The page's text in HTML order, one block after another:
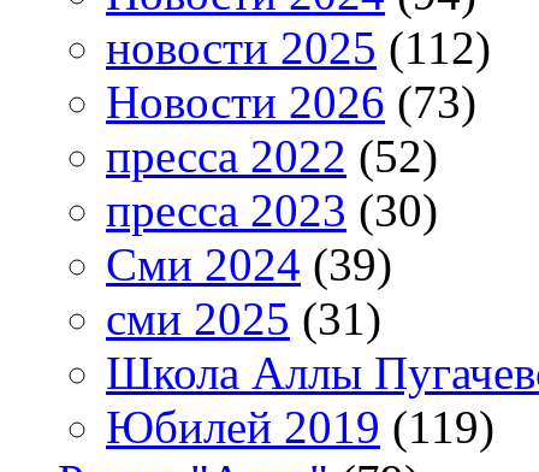
новости 2025 (112)
Новости 2026 (73)
пресса 2022 (52)
пресса 2023 (30)
Сми 2024 (39)
сми 2025 (31)
Школа Аллы
Юбилей 2019 (119)